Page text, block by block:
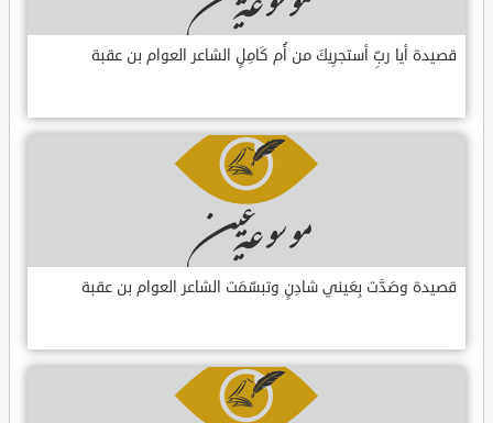
قصيدة أيا ربِّ أستجرِيكَ من أُم كَامِلٍ الشاعر العوام بن عقبة
قصيدة وصَدَّت بِعَيني شادِنٍ وتبسّمَت الشاعر العوام بن عقبة